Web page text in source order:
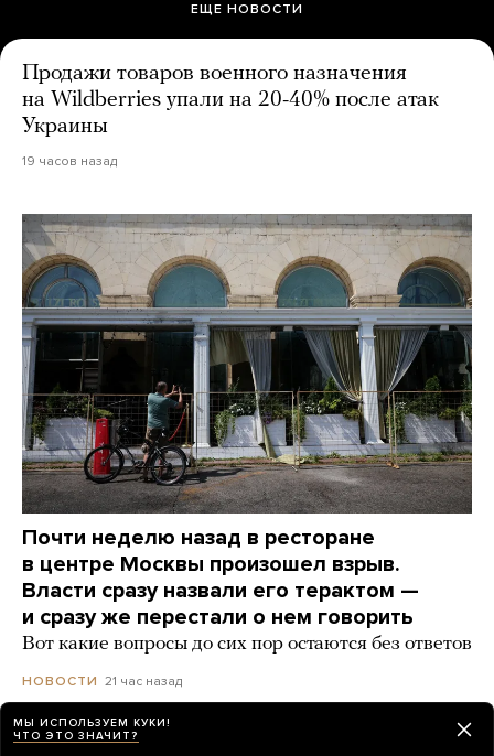
ЕЩЕ НОВОСТИ
Продажи товаров военного назначения
на Wildberries упали на 20-40% после атак
Украины
19 часов назад
Почти неделю назад в ресторане
в центре Москвы произошел взрыв.
Власти сразу назвали его терактом —
и сразу же перестали о нем говорить
Вот какие вопросы до сих пор остаются без ответов
НОВОСТИ 21 час назад
Путин поговорил с полковником ВДВ,
МЫ ИСПОЛЬЗУЕМ КУКИ!
ЧТО ЭТО ЗНАЧИТ?